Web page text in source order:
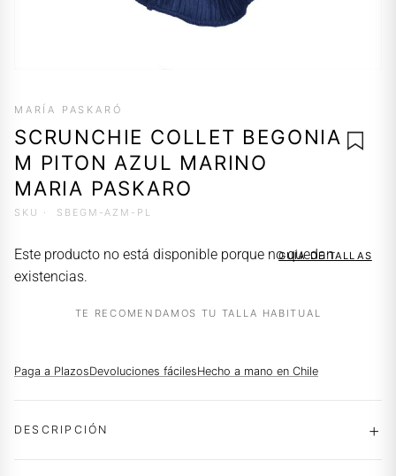
MARÍA PASKARÓ
SCRUNCHIE COLLET BEGONIA
M PITON AZUL MARINO
MARIA PASKARO
SKU · SBEGM-AZM-PL
GUÍA DE TALLAS
Este producto no está disponible porque no quedan
existencias.
TE RECOMENDAMOS TU TALLA HABITUAL
Paga a PlazosDevoluciones fácilesHecho a mano en Chile
DESCRIPCIÓN